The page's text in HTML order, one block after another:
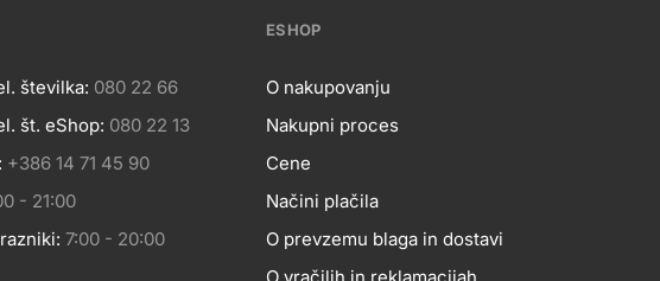
številka: 080 22 66
št. eShop: 080 22 13
+386 14 71 45 90
- 21:00
7:00 - 20:00
ESHOP
eshop
O nakupovanju
Nakupni proces
Cene
Načini plačila
O prevzemu blaga in dostavi